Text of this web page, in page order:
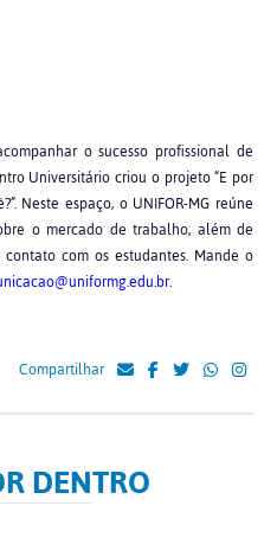
o sucesso profissional de
Universitário criou o projeto “E por
Neste espaço, o UNIFOR-MG reúne
o mercado de trabalho, além de
com os estudantes. Mande o
Compartilhar
DENTRO